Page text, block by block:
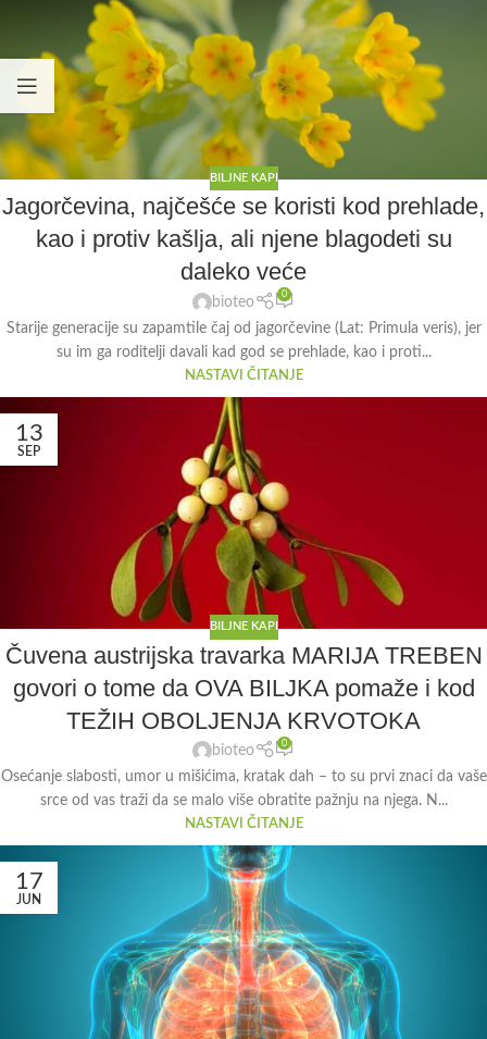
BILJNE KAPI
Jagorčevina, najčešće se koristi kod prehlade,
kao i protiv kašlja, ali njene blagodeti su
daleko veće
bioteo
0
Starije generacije su zapamtile čaj od jagorčevine (Lat: Primula veris), jer
su im ga roditelji davali kad god se prehlade, kao i proti...
NASTAVI ČITANJE
13
SEP
BILJNE KAPI
Čuvena austrijska travarka MARIJA TREBEN
govori o tome da OVA BILJKA pomaže i kod
TEŽIH OBOLJENJA KRVOTOKA
bioteo
0
Osećanje slabosti, umor u mišićima, kratak dah – to su prvi znaci da vaše
srce od vas traži da se malo više obratite pažnju na njega. N...
NASTAVI ČITANJE
17
JUN